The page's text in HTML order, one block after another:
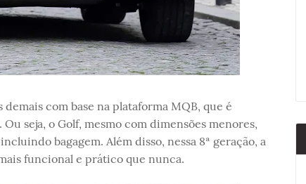
com base na plataforma MQB, que é
seja, o Golf, mesmo com dimensões menores,
bagagem. Além disso, nessa 8ª geração, a
funcional e prático que nunca.